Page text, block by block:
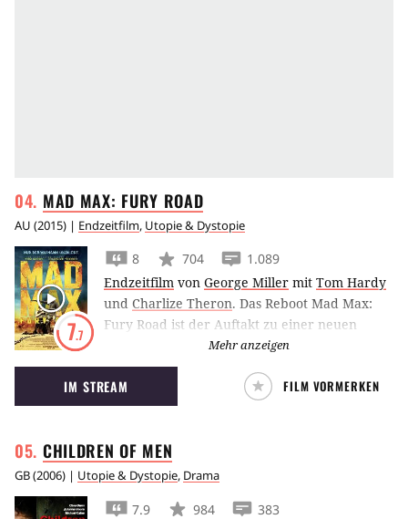
MAD MAX: FURY ROAD
AU (2015) | Endzeitfilm, Utopie & Dystopie
7.7
8 704
1.089
Endzeitfilm von George Miller mit Tom Hardy
und Charlize Theron. Das Reboot Mad Max:
Fury Road ist der Auftakt zu einer neuen
Trilogie um den postapokalyptischen Outlaw,
der diesmal von Tom Hardy gespielt wird.
Mehr anzeigen
IM STREAM FILM VORMERKEN
CHILDREN OF MEN
GB(2006) | Utopie & Dystopie, Drama
7.9 984
383